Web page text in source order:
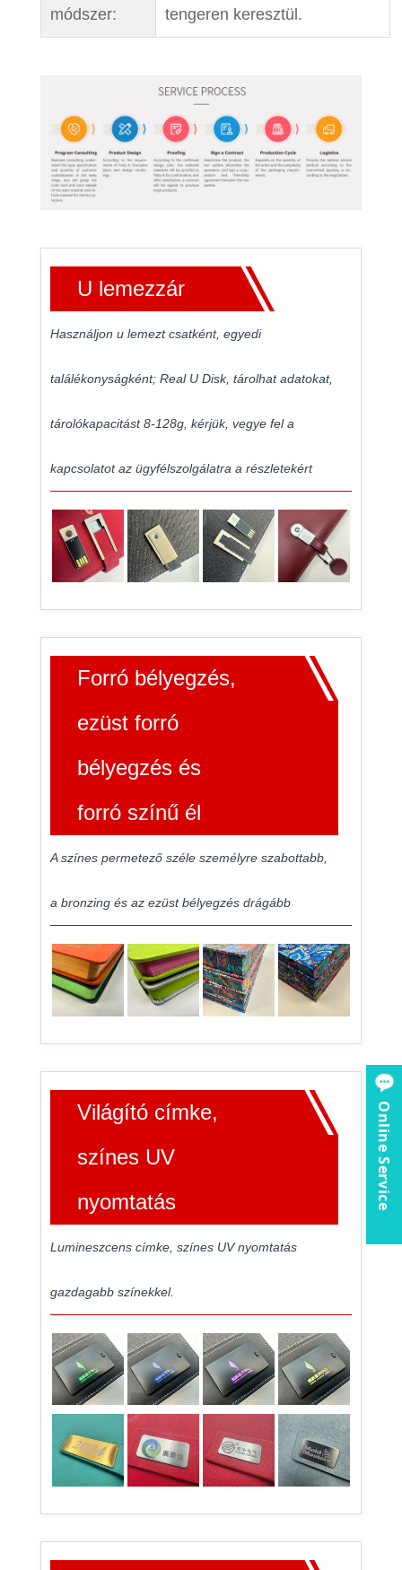
módszer:
tengeren keresztül.
U lemezzár
Használjon u lemezt csatként, egyedi
találékonyságként; Real U Disk, tárolhat adatokat,
tárolókapacitást 8-128g, kérjük, vegye fel a
kapcsolatot az ügyfélszolgálatra a részletekért
Forró bélyegzés,
ezüst forró
bélyegzés és
forró színű él
A színes permetező széle személyre szabottabb,
a bronzing és az ezüst bélyegzés drágább
Világító címke,
színes UV
nyomtatás
Lumineszcens címke, színes UV nyomtatás
gazdagabb színekkel.
Online Service